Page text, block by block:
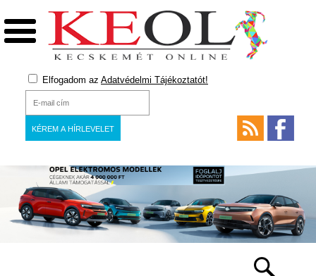
Elfogadom az Adatvédelmi Tájékoztatót!